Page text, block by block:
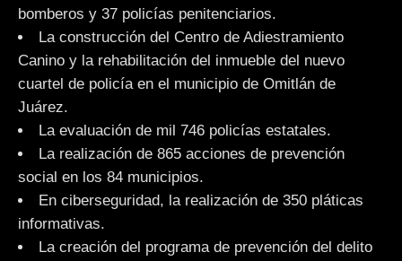
bomberos y 37 policías penitenciarios.
La construcción del Centro de Adiestramiento
Canino y la rehabilitación del inmueble del nuevo
cuartel de policía en el municipio de Omitlán de
Juárez.
La evaluación de mil 746 policías estatales.
La realización de 865 acciones de prevención
social en los 84 municipios.
En ciberseguridad, la realización de 350 pláticas
informativas.
La creación del programa de prevención del delito